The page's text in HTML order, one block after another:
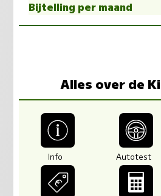
Bijtelling per maand
Alles over de
Info Autotest